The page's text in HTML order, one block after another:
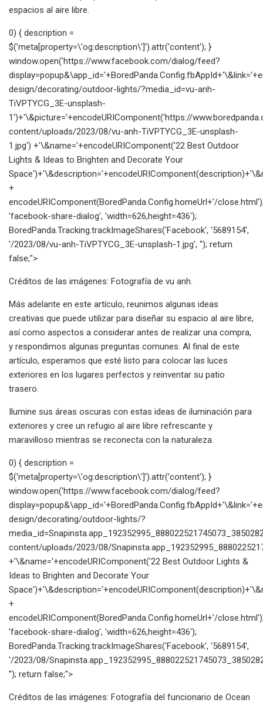
espacios al aire libre.
0) { description =
$('meta[property=\'og:description\']').attr('content'); }
window.open('https://www.facebook.com/dialog/feed?
design/decorating/outdoor-lights/?media_id=vu-anh-
TiVPTYCG_3E-unsplash-
1')+'\&picture='+encodeURIComponent('https://
content/uploads/2023/08/vu-anh-TiVPTYCG_3E-unsplash-
1.jpg') +'\&name='+encodeURIComponent('22 Best Outdoor
Lights & Ideas to Brighten and Decorate Your
+
encodeURIComponent(BoredPanda.Config.homeUrl+'/
'facebook-share-dialog', 'width=626,height=436');
BoredPanda.Tracking.trackImageShares('Facebook', '5689154',
'/2023/08/vu-anh-TiVPTYCG_3E-unsplash-1.jpg', ''); return
false;">
Créditos de las imágenes: Fotografía de vu anh.
Más adelante en este artículo, reunimos algunas ideas
creativas que puede utilizar para diseñar su espacio al aire libre,
así como aspectos a considerar antes de realizar una compra,
y respondimos algunas preguntas comunes. Al final de este
artículo, esperamos que esté listo para colocar las luces
exteriores en los lugares perfectos y reinventar su patio
trasero.
Ilumine sus áreas oscuras con estas ideas de iluminación para
exteriores y cree un refugio al aire libre refrescante y
maravilloso mientras se reconecta con la naturaleza.
0) { description =
$('meta[property=\'og:description\']').attr('content'); }
window.open('https://www.facebook.com/dialog/feed?
design/decorating/outdoor-lights/?
content/uploads/2023/08/
+'\&name='+encodeURIComponent('22 Best Outdoor Lights &
Ideas to Brighten and Decorate Your
+
encodeURIComponent(BoredPanda.Config.homeUrl+'/
'facebook-share-dialog', 'width=626,height=436');
BoredPanda.Tracking.trackImageShares('Facebook', '5689154',
'/2023/08/
''); return false;">
Créditos de las imágenes: Fotografía del funcionario de Ocean